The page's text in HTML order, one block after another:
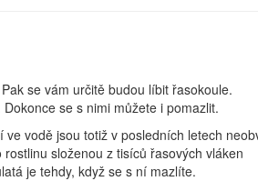
se vám určitě budou líbit řasokoule.
se s nimi můžete i pomazlit.
vodě jsou totiž v posledních letech
složenou z tisíců řasových vláken
je tehdy, když se s ní mazlíte.